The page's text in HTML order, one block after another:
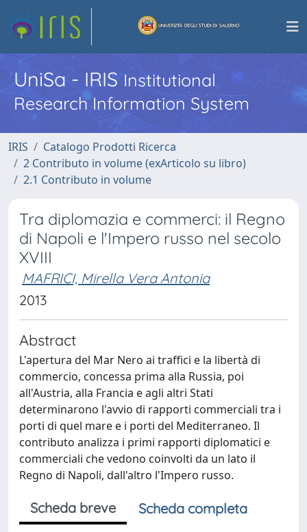
UniSa - IRISInstitutional
Research Information System
IRIS
Catalogo Prodotti Ricerca
2 Contributo in volume (exArticolo su libro)
2.1 Contributo in volume
Tra diplomazia e commerci: il Regno
di Napoli e l'Impero russo nel secolo
XVIII
MAFRICI, Mirella Vera Antonia
2013
Abstract
L'apertura del Mar Nero ai traffici e la libertà di
commercio, concessa prima alla Russia, poi
all'Austria, alla Francia e agli altri Stati
determinarono l'avvio di rapporti commerciali tra i
porti di quel mare e i porti del Mediterraneo. Il
contributo analizza i primi rapporti diplomatici e
commerciali che vedono coinvolti da un lato il
Regno di Napoli, dall'altro l'Impero russo.
Scheda breve
Scheda completa